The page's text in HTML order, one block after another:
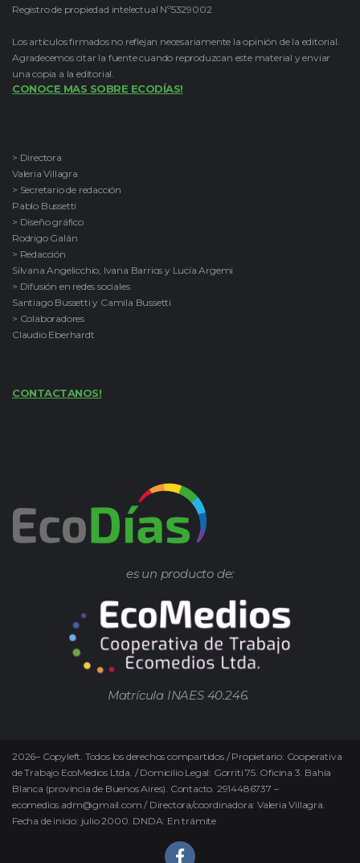
Registro de propiedad intelectual Nº5329002
Los artículos firmados no reflejan necesariamente la opinión de la editorial.
Agradecemos citar la fuente cuando reproduzcan este material y enviar
una copia a la editorial.
CONOCE MAS SOBRE ECODÍAS!
> Directora
Valeria Villagra
> Secretario de redacción
Pablo Bussetti
> Diseño gráfico
Rodrigo Galán
> Redacción
Silvana Angelicchio, Ivana Barrios y Lucía Argemi
> Difusión en redes sociales
Santiago Bussetti y Camila Bussetti
> Colaboradores
Claudio Eberhardt
CONTACTANOS!
es un producto de:
Matrícula INAES 40.246.
2026– Copyleft. Todos los derechos compartidos / Propietario: Cooperativa
de Trabajo EcoMedios Ltda. / Domicilio Legal: Gorriti 75. Oficina 3. Bahía
Blanca (provincia de Buenos Aires). Contacto. 2914486737 –
ecomedios.adm@gmail.com / Directora/coordinadora: Valeria Villagra.
Fecha de inicio: julio 2000. DNDA: En trámite